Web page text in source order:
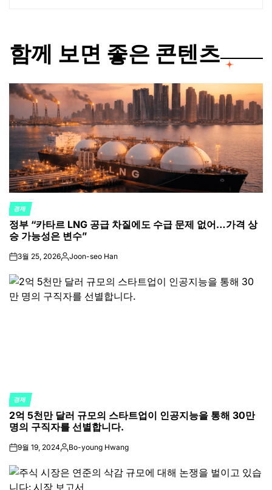
함께 보면 좋은 콘텐츠
POSTED
IN
경제
정부 “카타르 LNG 공급 차질에도 수급 문제 없어…가격 상
승 가능성은 변수”
on3월 25, 2026Posted
Joon-seo Han
POSTED
IN
경제
2억 5천만 달러 규모의 스타트업이 인공지능을 통해 30만
명의 구직자를 선별합니다.
on9월 19, 2024Posted
Bo-young Hwang